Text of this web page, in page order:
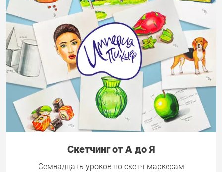
Скетчинг от А до Я
Семнадцать уроков по скетч маркерам